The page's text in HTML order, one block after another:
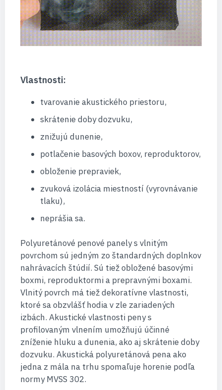
Vlastnosti:
tvarovanie akustického priestoru,
skrátenie doby dozvuku,
znižujú dunenie,
potlačenie basových boxov, reproduktorov,
obloženie prepraviek,
zvuková izolácia miestností (vyrovnávanie
tlaku),
neprášia sa.
Polyuretánové penové panely s vlnitým
povrchom sú jedným zo štandardných doplnkov
nahrávacích štúdií. Sú tiež obložené basovými
boxmi, reproduktormi a prepravnými boxami.
Vlnitý povrch má tiež dekoratívne vlastnosti,
ktoré sa obzvlášť hodia v zle zariadených
izbách. Akustické vlastnosti peny s
profilovaným vlnením umožňujú účinné
zníženie hluku a dunenia, ako aj skrátenie doby
dozvuku. Akustická polyuretánová pena ako
jedna z mála na trhu spomaľuje horenie podľa
normy MVSS 302.